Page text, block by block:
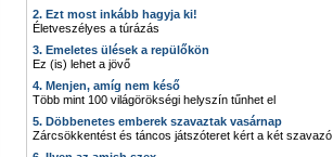
2. Ezt most inkább hagyja ki!
Életveszélyes a túrázás
3. Emeletes ülések a repülőkön
Ez (is) lehet a jövő
4. Menjen, amíg nem késő
Több mint 100 világörökségi helyszín tűnhet el
5. Döbbenetes emberek szavaztak vasárnap
Zárcsökkentést és táncos játszóteret kért a két szavazó